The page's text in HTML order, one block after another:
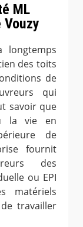
ML
longtemps
des toits
de
qui
savoir que
la vie en
de
fournit
des
ou EPI
matériels
travailler